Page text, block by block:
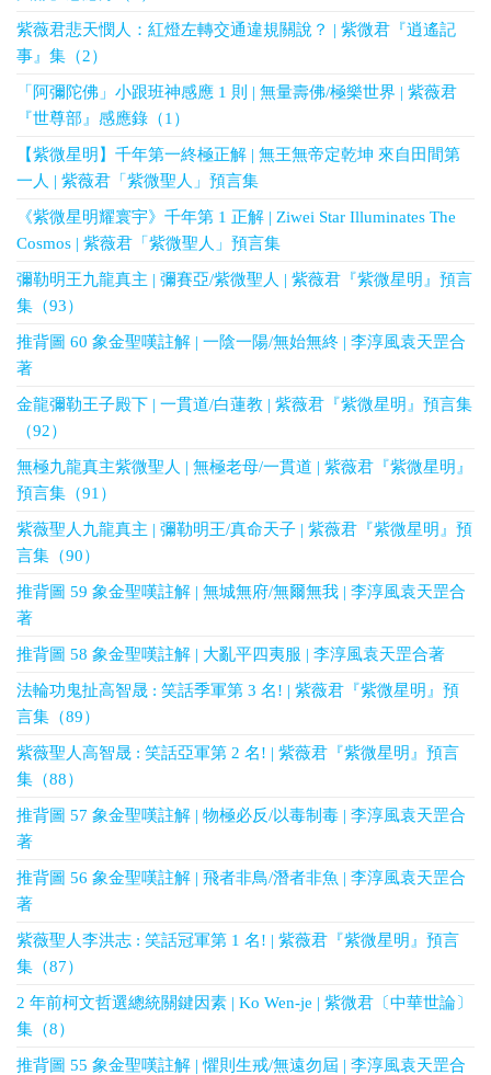
紫薇君悲天憫人：紅燈左轉交通違規關說？ | 紫微君『逍遙記
事』集（2）
「阿彌陀佛」小跟班神感應 1 則 | 無量壽佛/極樂世界 | 紫薇君
『世尊部』感應錄（1）
【紫微星明】千年第一終極正解 | 無王無帝定乾坤 來自田間第
一人 | 紫薇君「紫微聖人」預言集
《紫微星明耀寰宇》千年第 1 正解 | Ziwei Star Illuminates The
Cosmos | 紫薇君「紫微聖人」預言集
彌勒明王九龍真主 | 彌賽亞/紫微聖人 | 紫薇君『紫微星明』預言
集（93）
推背圖 60 象金聖嘆註解 | 一陰一陽/無始無終 | 李淳風袁天罡合
著
金龍彌勒王子殿下 | 一貫道/白蓮教 | 紫薇君『紫微星明』預言集
（92）
無極九龍真主紫微聖人 | 無極老母/一貫道 | 紫薇君『紫微星明』
預言集（91）
紫薇聖人九龍真主 | 彌勒明王/真命天子 | 紫薇君『紫微星明』預
言集（90）
推背圖 59 象金聖嘆註解 | 無城無府/無爾無我 | 李淳風袁天罡合
著
推背圖 58 象金聖嘆註解 | 大亂平四夷服 | 李淳風袁天罡合著
法輪功鬼扯高智晟 : 笑話季軍第 3 名! | 紫薇君『紫微星明』預
言集（89）
紫薇聖人高智晟 : 笑話亞軍第 2 名! | 紫薇君『紫微星明』預言
集（88）
推背圖 57 象金聖嘆註解 | 物極必反/以毒制毒 | 李淳風袁天罡合
著
推背圖 56 象金聖嘆註解 | 飛者非鳥/潛者非魚 | 李淳風袁天罡合
著
紫薇聖人李洪志 : 笑話冠軍第 1 名! | 紫薇君『紫微星明』預言
集（87）
2 年前柯文哲選總統關鍵因素 | Ko Wen-je | 紫微君〔中華世論〕
集（8）
推背圖 55 象金聖嘆註解 | 懼則生戒/無遠勿屆 | 李淳風袁天罡合